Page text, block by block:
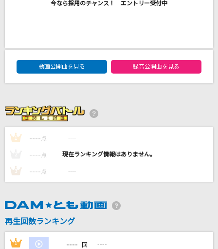
Official髭男dism
[生音]青と夏
[生音]君の知らない物語
supercell
WOMAN
アン・ルイス
DAMの新曲・ランキングなど
カラオケ最新情報をチェック！
今なら採用のチャンス！ エントリー受付中
DAM★ともボーカルエントリーランキング
動画公開曲を見る
録音公開曲を見る
1 ---- 点 ----
---- 点 ----
3 ---- 点 ----
再生回数ランキング
1 ---- 回 ----